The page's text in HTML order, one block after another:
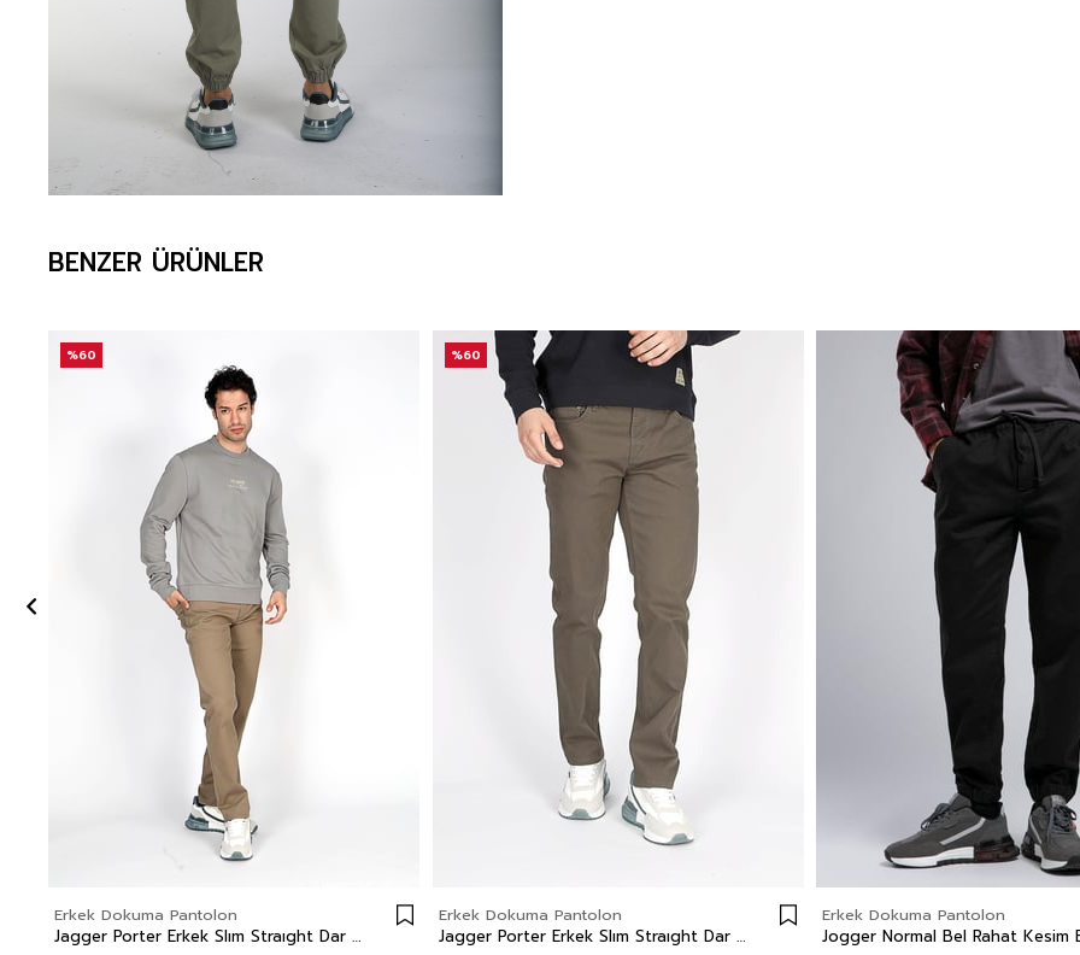
BENZER ÜRÜNLER
Erkek Dokuma Pantolon
Jagger Porter Erkek Slım Straıght Dar Kesim Normal Bel Dokuma Pantolon Düz Paça Kahverengi
%60
Erkek Dokuma Pantolon
Jagger Porter Erkek Slım Straıght Dar Kesim Normal Bel Dokuma Pantolon Düz Paça Yeşil
%60
Erkek Dokuma Pantolon